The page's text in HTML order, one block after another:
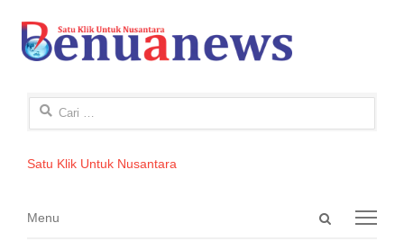
Cari
Satu Klik Untuk Nusantara
Open
Menu
Menu